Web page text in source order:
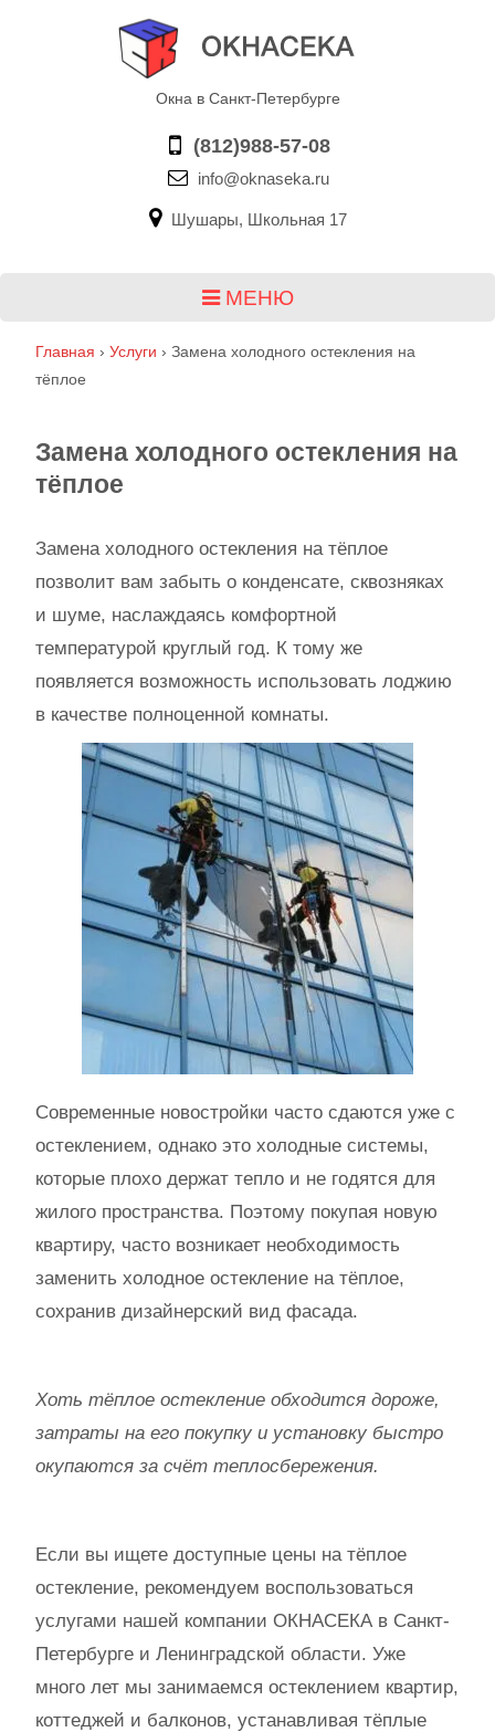
Окна в Санкт-Петербурге
(812)988-57-08
info@oknaseka.ru
Шушары, Школьная 17
МЕНЮ
Главная › Услуги › Замена холодного остекления на
тёплое
Замена холодного остекления на
тёплое
Замена холодного остекления на тёплое
позволит вам забыть о конденсате, сквозняках
и шуме, наслаждаясь комфортной
температурой круглый год. К тому же
появляется возможность использовать лоджию
в качестве полноценной комнаты.
Современные новостройки часто сдаются уже с
остеклением, однако это холодные системы,
которые плохо держат тепло и не годятся для
жилого пространства. Поэтому покупая новую
квартиру, часто возникает необходимость
заменить холодное остекление на тёплое,
сохранив дизайнерский вид фасада.
Хоть тёплое остекление обходится дороже,
затраты на его покупку и установку быстро
окупаются за счёт теплосбережения.
Если вы ищете доступные цены на тёплое
остекление, рекомендуем воспользоваться
услугами нашей компании ОКНАСЕКА в Санкт-
Петербурге и Ленинградской области. Уже
много лет мы занимаемся остеклением квартир,
коттеджей и балконов, устанавливая тёплые